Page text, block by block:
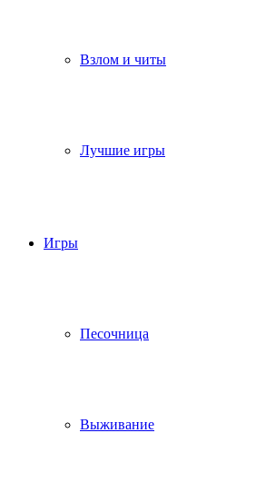
Взлом и читы
Лучшие игры
Игры
Песочница
Выживание